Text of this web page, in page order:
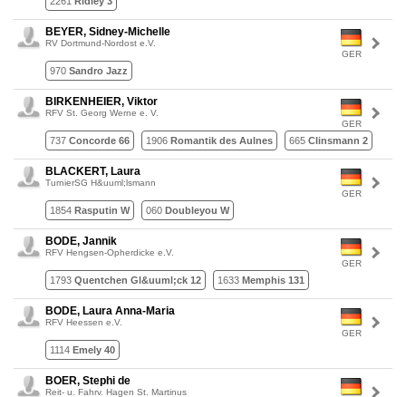
GER
BEYER, Sidney-Michelle
RV Dortmund-Nordost e.V.
970 Sandro Jazz
GER
BIRKENHEIER, Viktor
RFV St. Georg Werne e. V.
737 Concorde 66 1906 Romantik des Aulnes 665 Clinsmann 2
GER
BLACKERT, Laura
TurnierSG H&uuml;lsmann
1854 Rasputin W 060 Doubleyou W
GER
BODE, Jannik
RFV Hengsen-Opherdicke e.V.
1793 Quentchen Gl&uuml;ck 12 1633 Memphis 131
GER
BODE, Laura Anna-Maria
RFV Heessen e.V.
1114 Emely 40
BOER, Stephi de
Reit- u. Fahrv. Hagen St. Martinus